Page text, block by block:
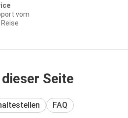
vom
Seite
FAQ